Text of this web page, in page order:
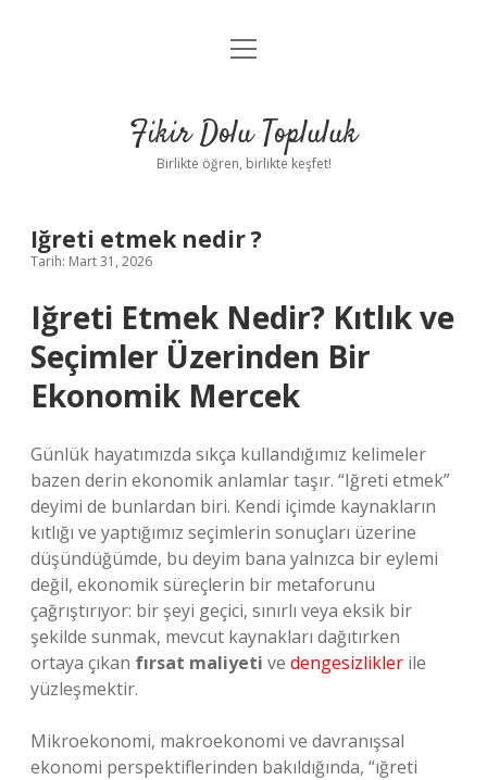
Anasayfa
Yasal Uyarı
menüyü
Fikir Dolu Topluluk
Birlikte öğren, birlikte keşfet!
Iğreti etmek nedir ?
Tarih: Mart 31, 2026
Iğreti Etmek Nedir? Kıtlık ve
Seçimler Üzerinden Bir
Ekonomik Mercek
Günlük hayatımızda sıkça kullandığımız kelimeler
bazen derin ekonomik anlamlar taşır. “Iğreti etmek”
deyimi de bunlardan biri. Kendi içimde kaynakların
kıtlığı ve yaptığımız seçimlerin sonuçları üzerine
düşündüğümde, bu deyim bana yalnızca bir eylemi
değil, ekonomik süreçlerin bir metaforunu
çağrıştırıyor: bir şeyi geçici, sınırlı veya eksik bir
şekilde sunmak, mevcut kaynakları dağıtırken
ortaya çıkan fırsat maliyeti ve dengesizlikler ile
yüzleşmektir.
Mikroekonomi, makroekonomi ve davranışsal
ekonomi perspektiflerinden bakıldığında, “ığreti